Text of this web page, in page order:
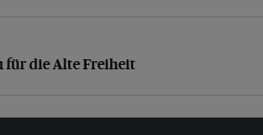
die Alte Freiheit
für die Alte Freiheit